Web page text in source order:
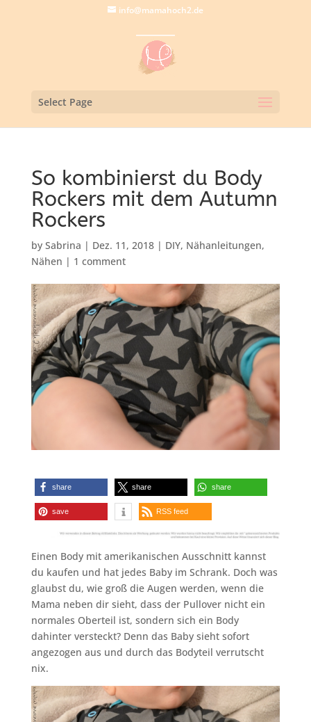
info@mamahoch2.de
Select Page
So kombinierst du Body
Rockers mit dem Autumn
Rockers
by Sabrina | Dez. 11, 2018| DIY, Nähanleitungen,
Nähen | 1 comment
share share share
save RSS feed
Einen Body mit amerikanischen Ausschnitt kannst
du kaufen und hat jedes Baby im Schrank. Doch was
glaubst du, wie groß die Augen werden, wenn die
Mama neben dir sieht, dass der Pullover nicht ein
normales Oberteil ist, sondern sich ein Body
dahinter versteckt? Denn das Baby sieht sofort
angezogen aus und durch das Bodyteil verrutscht
nix.